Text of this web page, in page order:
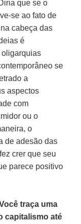
que se o
se ao fato de
cabeça das
é
oligarquias
se
a
aspectos
com
ou o
o
de adesão das
crer que seu
parece positivo
traça uma
capitalismo até